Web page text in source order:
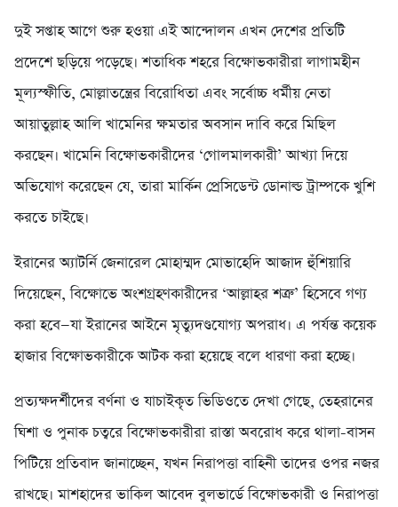
দুই সপ্তাহ আগে শুরু হওয়া এই আন্দোলন এখন দেশের প্রতিটি
প্রদেশে ছড়িয়ে পড়েছে। শতাধিক শহরে বিক্ষোভকারীরা লাগামহীন
মূল্যস্ফীতি, মোল্লাতন্ত্রের বিরোধিতা এবং সর্বোচ্চ ধর্মীয় নেতা
আয়াতুল্লাহ আলি খামেনির ক্ষমতার অবসান দাবি করে মিছিল
করছেন। খামেনি বিক্ষোভকারীদের ‘গোলমালকারী’ আখ্যা দিয়ে
অভিযোগ করেছেন যে, তারা মার্কিন প্রেসিডেন্ট ডোনাল্ড ট্রাম্পকে খুশি
করতে চাইছে।
ইরানের অ্যাটর্নি জেনারেল মোহাম্মদ মোভাহেদি আজাদ হুঁশিয়ারি
দিয়েছেন, বিক্ষোভে অংশগ্রহণকারীদের ‘আল্লাহর শত্রু’ হিসেবে গণ্য
করা হবে—যা ইরানের আইনে মৃত্যুদণ্ডযোগ্য অপরাধ। এ পর্যন্ত কয়েক
হাজার বিক্ষোভকারীকে আটক করা হয়েছে বলে ধারণা করা হচ্ছে।
প্রত্যক্ষদর্শীদের বর্ণনা ও যাচাইকৃত ভিডিওতে দেখা গেছে, তেহরানের
ঘিশা ও পুনাক চত্বরে বিক্ষোভকারীরা রাস্তা অবরোধ করে থালা-বাসন
পিটিয়ে প্রতিবাদ জানাচ্ছেন, যখন নিরাপত্তা বাহিনী তাদের ওপর নজর
রাখছে। মাশহাদের ভাকিল আবেদ বুলভার্ডে বিক্ষোভকারী ও নিরাপত্তা